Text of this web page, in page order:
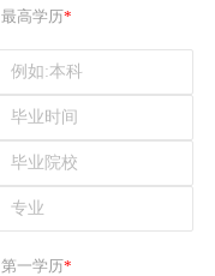
最高学历*
第一学历*